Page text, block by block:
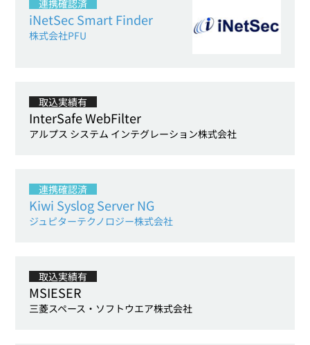
連携確認済
iNetSec Smart Finder
株式会社PFU
取込実績有
InterSafe WebFilter
アルプス システム インテグレーション株式会社
連携確認済
Kiwi Syslog Server NG
ジュピターテクノロジー株式会社
取込実績有
MSIESER
三菱スペース・ソフトウエア株式会社